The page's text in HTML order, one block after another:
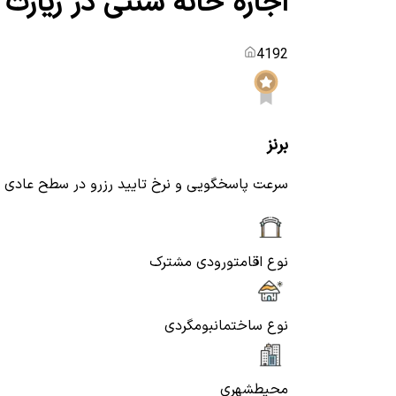
4192
برنز
سرعت پاسخگویی و نرخ تایید رزرو در سطح عادی
نوع اقامتورودی مشترک
نوع ساختمانبومگردی
محیطشهری